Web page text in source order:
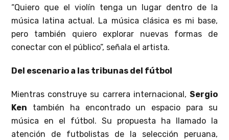
“Quiero que el violín tenga un lugar dentro de la
música latina actual. La música clásica es mi base,
pero también quiero explorar nuevas formas de
conectar con el público”, señala el artista.
Del escenario a las tribunas del fútbol
Mientras construye su carrera internacional, Sergio
Ken también ha encontrado un espacio para su
música en el fútbol. Su propuesta ha llamado la
atención de futbolistas de la selección peruana,